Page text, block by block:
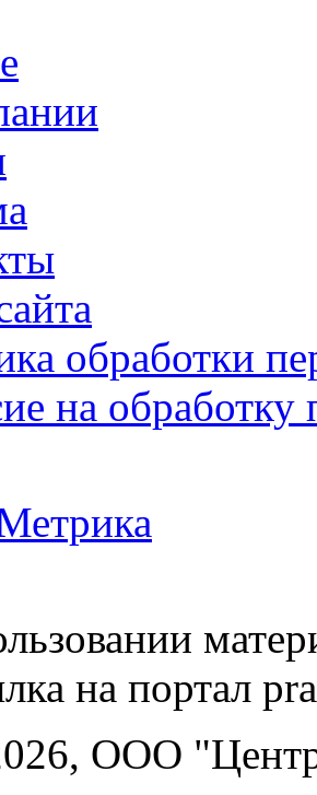
обработки
на
на портал
ООО "Центр